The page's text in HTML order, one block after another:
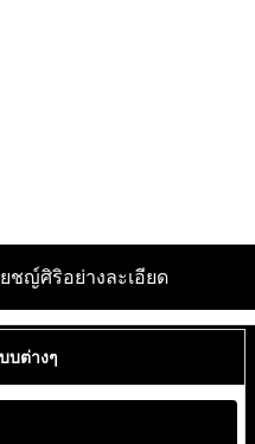
ชญ์ศิริอย่างละเอียด
บต่างๆ